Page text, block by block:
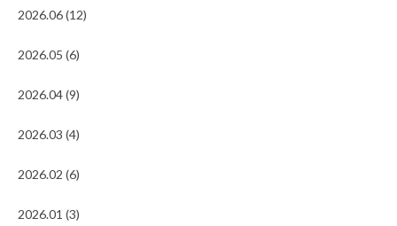
2026.06 (12)
2026.05 (6)
2026.04 (9)
2026.03 (4)
2026.02 (6)
2026.01 (3)